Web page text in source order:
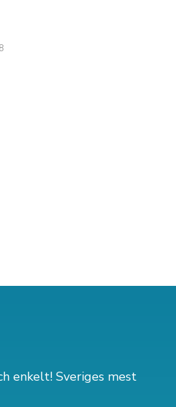
enkelt! Sveriges mest